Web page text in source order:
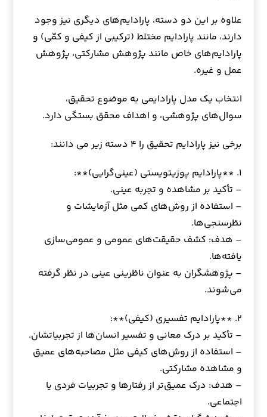
علاوه بر این دو دسته، پارادایم‌های دیگری نیز وجود
دارند، مانند پارادایم مختلط (ترکیبی از کیفی و کمّی) و
پارادایم‌های خاص مانند پژوهش مشارکتی، پژوهش
عمل و غیره.
انتخاب یک مدل پارادایمی به موضوع تحقیق،
سوال‌های پژوهشی، و اهداف محقق بستگی دارد.
برخی نیز پارادایم تحقیق را ۴ دسته زیر می دانند:
۱. **پارادایم پوزیتویستی (عینی‌گرایی)**:
– تأکید بر مشاهده و تجربه عینی.
– استفاده از روش‌های کمی مثل آزمایشات و
نظرسنجی‌ها.
– هدف: کشف حقیقت‌های عمومی و عمومی‌سازی
یافته‌ها.
– پژوهشگران به عنوان ناظرینی عینی در نظر گرفته
می‌شوند.
۲. **پارادایم تفسیری (کیفی)**:
– تأکید بر درک معانی و تفسیر انسان‌ها از تجربیاتشان.
– استفاده از روش‌های کیفی مثل مصاحبه‌های عمیق
و مشاهده مشارکتی.
– هدف: درک عمیق‌تر از رفتارها و تجربیات فردی یا
اجتماعی.